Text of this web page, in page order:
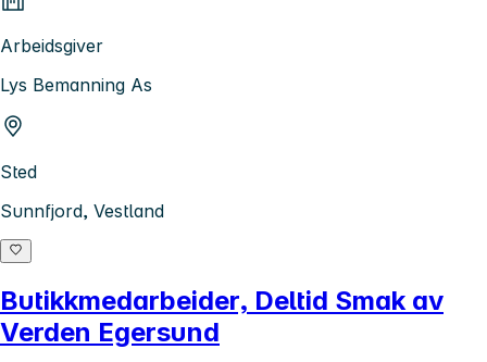
Arbeidsgiver
Lys Bemanning As
Sted
Sunnfjord, Vestland
Butikkmedarbeider, Deltid Smak av
Verden Egersund